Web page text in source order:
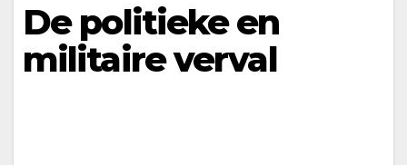
De politieke en
militaire verval